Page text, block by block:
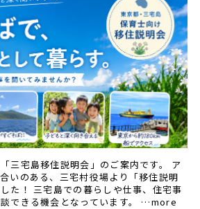
三宅島移住説明会」のご案内です。 ア
いのある、三宅村役場より「移住説明
た！ 三宅島での暮らしや仕事、住宅事
できる機会となっています。 …more